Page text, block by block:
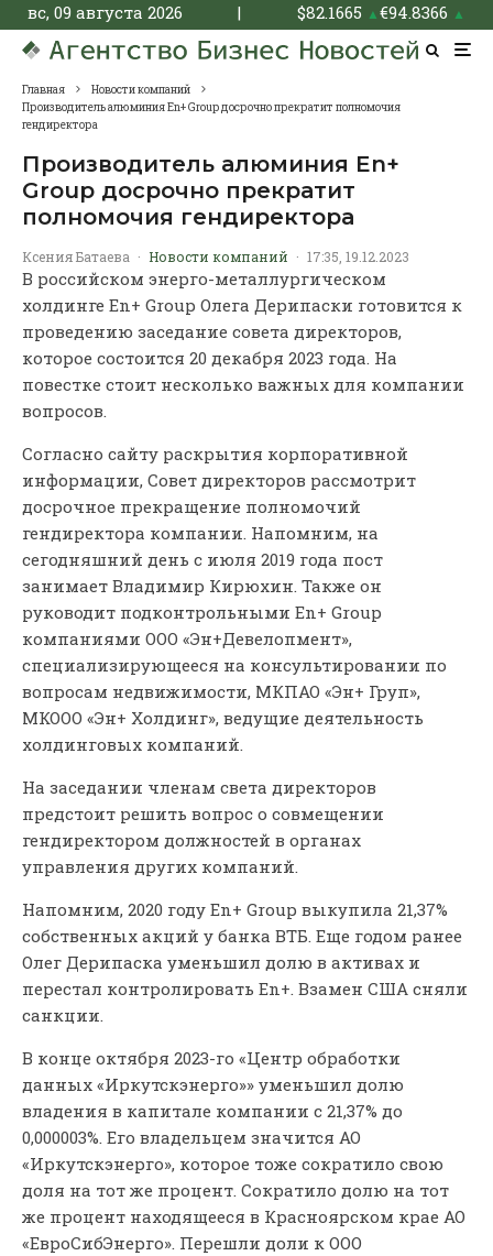
вс, 09 августа 2026 | $82.1665 ▲€94.8366 ▲
Главная
Новости компаний
Производитель алюминия En+ Group досрочно прекратит полномочия
гендиректора
Производитель алюминия En+
Group досрочно прекратит
полномочия гендиректора
Ксения Батаева · Новости компаний · 17:35, 19.12.2023
В российском энерго-металлургическом
холдинге En+ Group Олега Дерипаски готовится к
проведению заседание совета директоров,
которое состоится 20 декабря 2023 года. На
повестке стоит несколько важных для компании
вопросов.
Согласно сайту раскрытия корпоративной
информации, Совет директоров рассмотрит
досрочное прекращение полномочий
гендиректора компании. Напомним, на
сегодняшний день с июля 2019 года пост
занимает Владимир Кирюхин. Также он
руководит подконтрольными En+ Group
компаниями ООО «Эн+Девелопмент»,
специализирующееся на консультировании по
вопросам недвижимости, МКПАО «Эн+ Груп»,
МКООО «Эн+ Холдинг», ведущие деятельность
холдинговых компаний.
На заседании членам света директоров
предстоит решить вопрос о совмещении
гендиректором должностей в органах
управления других компаний.
Напомним, 2020 году En+ Group выкупила 21,37%
собственных акций у банка ВТБ. Еще годом ранее
Олег Дерипаска уменьшил долю в активах и
перестал контролировать En+. Взамен США сняли
санкции.
В конце октября 2023-го «Центр обработки
данных «Иркутскэнерго»» уменьшил долю
владения в капитале компании с 21,37% до
0,000003%. Его владельцем значится АО
«Иркутскэнерго», которое тоже сократило свою
доля на тот же процент. Сократило долю на тот
же процент находящееся в Красноярском крае АО
«ЕвроСибЭнерго». Перешли доли к ООО